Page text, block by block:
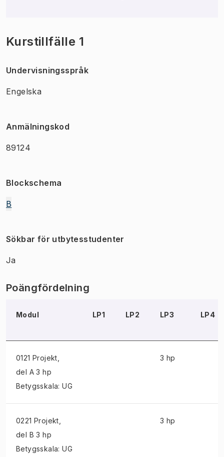
Kurstillfälle 1
Undervisningsspråk
Engelska
Anmälningskod
89124
Blockschema
B
Sökbar för utbytesstudenter
Ja
Poängfördelning
Modul LP1 LP2 LP3 LP4
0121 Projekt
del A 3 hp
Betygsskala: UG
3 hp
0221 Projekt
del B 3 hp
Betygsskala: UG
3 hp